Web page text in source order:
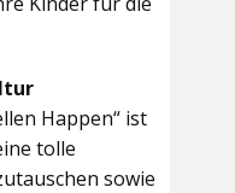
Happen“ ist
tolle
sowie